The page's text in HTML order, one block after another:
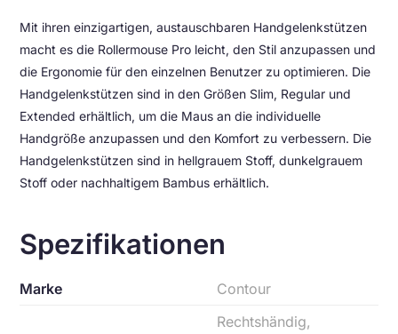
Mit ihren einzigartigen, austauschbaren Handgelenkstützen
macht es die Rollermouse Pro leicht, den Stil anzupassen und
die Ergonomie für den einzelnen Benutzer zu optimieren. Die
Handgelenkstützen sind in den Größen Slim, Regular und
Extended erhältlich, um die Maus an die individuelle
Handgröße anzupassen und den Komfort zu verbessern. Die
Handgelenkstützen sind in hellgrauem Stoff, dunkelgrauem
Stoff oder nachhaltigem Bambus erhältlich.
Spezifikationen
Marke Contour
Rechtshändig,